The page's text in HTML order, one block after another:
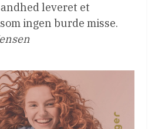
leveret et
ingen burde misse.